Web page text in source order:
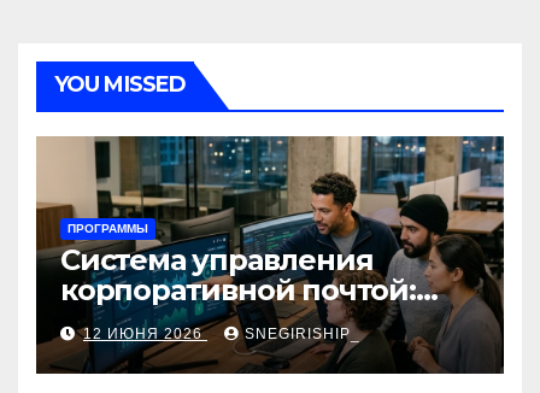
YOU MISSED
ПРОГРАММЫ
Система управления
корпоративной почтой:
функции, безопасность и
интеграция
12 ИЮНЯ 2026 SNEGIRISHIP_